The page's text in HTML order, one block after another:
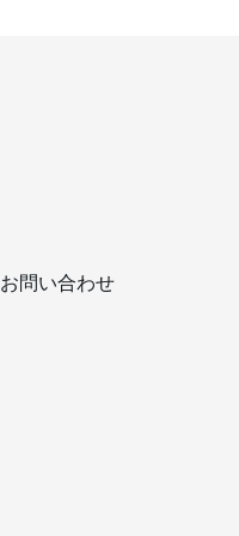
お問い合わせ